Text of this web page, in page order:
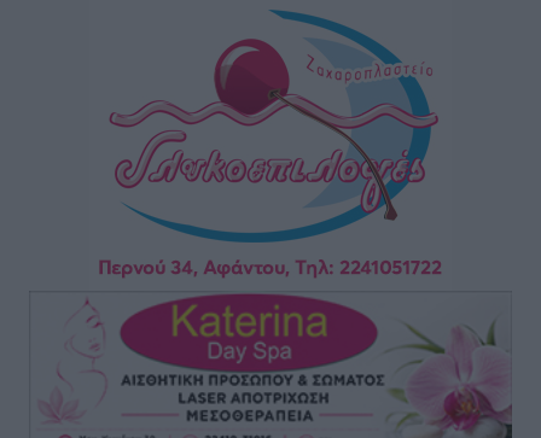
Γ’ Εθνική Κατηγορία: Οι ημερομηνίες των
αγωνιστικών της κανονικής περιόδου
πριν 19 ώρες
Συνελήφθησαν δύο άτομα στην Κάρπαθο για άγρα
Τοπικές Ειδήσεις• πριν 19 ώρες
Χωρίς υποχρεωτική παρουσία μικρών στη 12άδα
Αθλητικά πριν 20 ώρες
Ο Πελεκάνος, οι ανεμογεννήτριες και μια κοινότητα